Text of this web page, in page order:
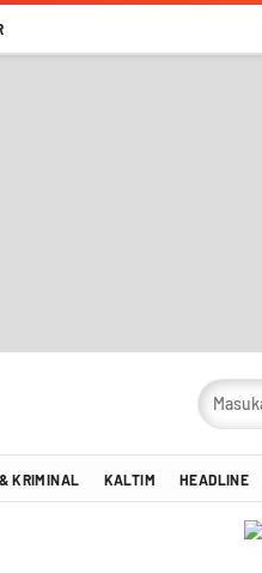
Informasi Terkini!
KRIMINAL KALTIM HEADLINE